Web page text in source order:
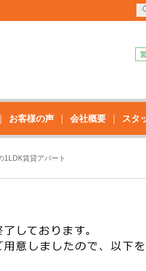
お客様の声 会社概要 スタ
1LDK賃貸アパート